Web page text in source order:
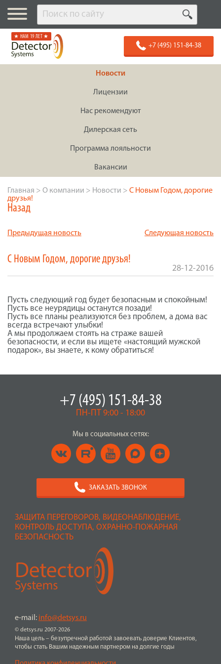
★ НАМ 19 ЛЕТ ★
+7 (495) 151-84-38
Новости
Лицензии
Нас рекомендуют
Дилерская сеть
Программа лояльности
Вакансии
Главная > О компании > Новости > С Новым Годом, дорогие
друзья!
Назад
Предыдущая новость Следующая новость
С Новым Годом, дорогие друзья!
28-12-2016
Пусть следующий год будет безопасным и спокойным!
Пусть все неурядицы останутся позади!
Пусть все планы реализуются без проблем, а дома вас
всегда встречают улыбки!
А мы продолжаем стоять на страже вашей
безопасности, и если вы ищете «настоящий мужской
подарок», вы знаете, к кому обратиться!
ЗАЩИТА ПЕРЕГОВОРОВ, ВИДЕОНАБЛЮДЕНИЕ,
КОНТРОЛЬ ДОСТУПА, ОХРАННО-ПОЖАРНАЯ
БЕЗОПАСНОСТЬ
© detsys.ru 2007-2026
e-mail: info@detsys.ru
Наша цель – безупречной работой завоевать доверие Клиентов,
чтобы стать Вашим надежным партнером на долгие годы
+7 (495) 151-84-38
ПН-ПТ 9:00 - 18:00
Мы в социальных сетях:
ЗАКАЗАТЬ ЗВОНОК